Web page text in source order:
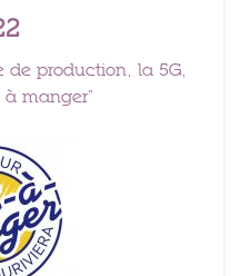
de production, la 5G,
à manger”